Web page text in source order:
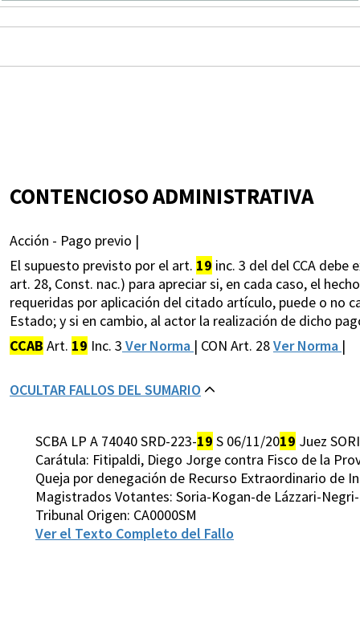
CONTENCIOSO ADMINISTRATIVA
Acción - Pago previo |
El supuesto previsto por el art. 19 inc. 3 del del CCA
art. 28, Const. nac.) para apreciar si, en cada caso, el
requeridas por aplicación del citado artículo, puede o no
Estado; y si en cambio, al actor la realización de dicho
CCAB Art. 19 Inc. 3 Ver Norma | CON Art. 28Ver Norma |
OCULTAR FALLOS DEL SUMARIO
SCBA LP A 74040 SRD-223-19 S 06/11/2019 Juez
Carátula: Fitipaldi, Diego Jorge contra Fisco de la
Queja por denegación de Recurso Extraordinario de
Magistrados Votantes: Soria-Kogan-de Lázzari-
Tribunal Origen: CA0000SM
Ver el Texto Completo del Fallo